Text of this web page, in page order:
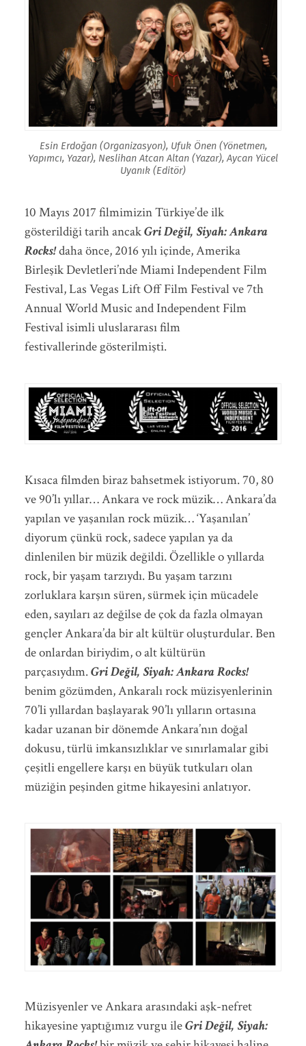
Esin Erdoğan (Organizasyon), Ufuk Önen (Yönetmen,
Yapımcı, Yazar), Neslihan Atcan Altan (Yazar), Aycan Yücel
Uyanık (Editör)
10 Mayıs 2017 filmimizin Türkiye’de ilk
gösterildiği tarih ancakGri Değil, Siyah: Ankara
Rocks!daha önce, 2016 yılı içinde, Amerika
Birleşik Devletleri’nde Miami Independent Film
Festival, Las Vegas Lift Off Film Festival ve 7th
Annual World Music and Independent Film
Festival isimli uluslararası film
festivallerinde gösterilmişti.
Kısaca filmden biraz bahsetmek istiyorum. 70, 80
ve 90’lı yıllar… Ankara ve rock müzik… Ankara’da
yapılan ve yaşanılan rock müzik… ‘Yaşanılan’
diyorum çünkü rock, sadece yapılan ya da
dinlenilen bir müzik değildi. Özellikle o yıllarda
rock, bir yaşam tarzıydı. Bu yaşam tarzını
zorluklara karşın süren, sürmek için mücadele
eden, sayıları az değilse de çok da fazla olmayan
gençler Ankara’da bir alt kültür oluşturdular. Ben
de onlardan biriydim, o alt kültürün
parçasıydım.Gri Değil, Siyah: Ankara Rocks!
benim gözümden, Ankaralı rock müzisyenlerinin
70’li yıllardan başlayarak 90’lı yılların ortasına
kadar uzanan bir dönemde Ankara’nın doğal
dokusu, türlü imkansızlıklar ve sınırlamalar gibi
çeşitli engellere karşı en büyük tutkuları olan
müziğin peşinden gitme hikayesini anlatıyor.
Müzisyenler ve Ankara arasındaki aşk-nefret
hikayesine yaptığımız vurgu ileGri Değil, Siyah: